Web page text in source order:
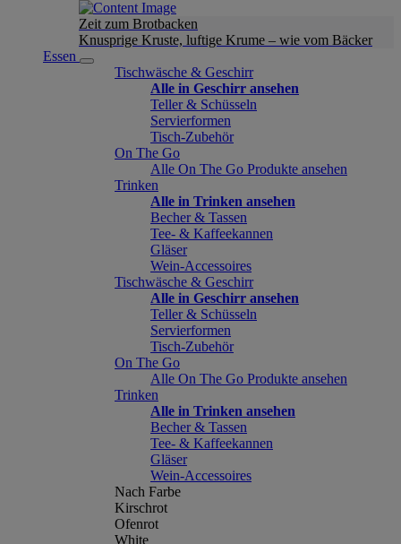
Zeit zum Brotbacken
Knusprige Kruste, luftige Krume – wie vom Bäcker
Essen
Tischwäsche & Geschirr
Alle in Geschirr ansehen
Teller & Schüsseln
Servierformen
Tisch-Zubehör
On The Go
Alle On The Go Produkte ansehen
Trinken
Alle in Trinken ansehen
Becher & Tassen
Tee- & Kaffeekannen
Gläser
Wein-Accessoires
Tischwäsche & Geschirr
Alle in Geschirr ansehen
Teller & Schüsseln
Servierformen
Tisch-Zubehör
On The Go
Alle On The Go Produkte ansehen
Trinken
Alle in Trinken ansehen
Becher & Tassen
Tee- & Kaffeekannen
Gläser
Wein-Accessoires
Nach Farbe
Kirschrot
Ofenrot
White